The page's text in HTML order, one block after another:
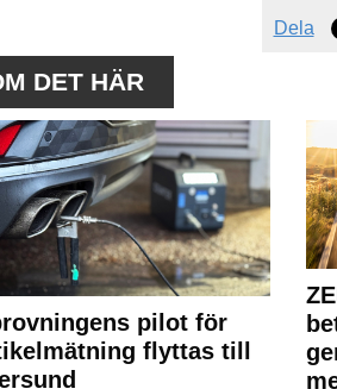
Dela
DET HÄR
pilot för
flyttas till